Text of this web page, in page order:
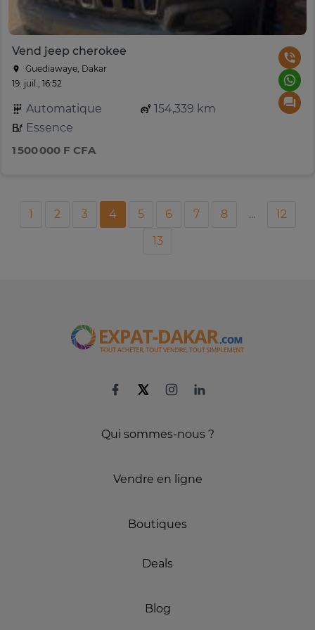
Vend jeep cherokee
Guediawaye, Dakar
19. juil., 16:52
Automatique
154,339 km
Essence
1 500 000 F CFA
1 2 3 4 5 6 7 8 ...
12
13
Qui sommes-nous ?
Vendre en ligne
Boutiques
Deals
Blog